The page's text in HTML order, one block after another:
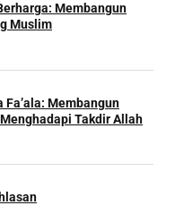
Membangun
Muslim
Fa’ala: Membangun
Takdir Allah